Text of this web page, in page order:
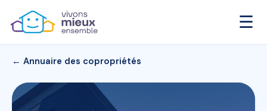
☰
← Annuaire des copropriétés